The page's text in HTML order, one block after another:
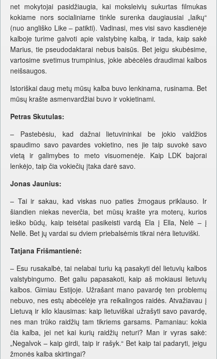
net mokytojai pasidžiaugia, kai moksleivių sukurtas filmukas
kokiame nors socialiniame tinkle surenka daugiausiai „laikų“
(nuo angliško Like – patikti). Vadinasi, mes visi savo kasdienėje
kalboje turime galvoti apie valstybinę kalbą, ir tada, kaip sakė
Marius, tie pseudodaktarai nebus baisūs. Bet jeigu skubėsime,
vartosime svetimus trumpinius, jokie abėcėlės draudimai kalbos
neišsaugos.
Istoriškai daug metų mūsų kalba buvo lenkinama, rusinama. Bet
mūsų krašte asmenvardžiai buvo ir vokietinami.
Petras Skutulas:
– Pastebėsiu, kad dažnai lietuvininkai be jokio valdžios
spaudimo savo pavardes vokietino, nes jie taip suvokė savo
vietą ir galimybes to meto visuomenėje. Kaip LDK bajorai
lenkėjo, taip čia vokiečių įtaka darė savo.
Jonas Jaunius:
– Tai ir sakau, kad viskas nuo paties žmogaus priklauso. Ir
šiandien niekas neverčia, bet mūsų krašte yra moterų, kurios
ieško būdų, kaip teisėtai pasikeisti vardą Ela į Ella, Nelė – į
Nellė. Bet jų vardai su dviem priebalsėmis tikrai nėra lietuviški.
Tatjana Frišmantienė:
– Esu rusakalbė, tai nelabai turiu ką pasakyti dėl lietuvių kalbos
valstybingumo. Bet galiu papasakoti, kaip aš mokiausi lietuvių
kalbos. Gimiau Estijoje. Užrašant mano pavardę ten problemų
nebuvo, nes estų abėcėlėje yra reikalingos raidės. Atvažiavau į
Lietuvą ir kilo klausimas: kaip lietuviškai užrašyti savo pavardę,
nes man trūko raidžių tam tikriems garsams. Pamaniau: kokia
čia kalba, jei net kai kurių raidžių neturi? Man ir vyras sakė:
„Negalvok – kaip girdi, taip ir rašyk.“ Bet kaip tai padaryti, jeigu
žmonės kalba skirtingai?